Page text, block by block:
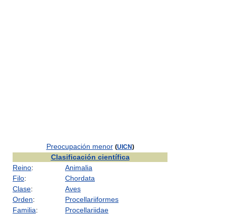
Preocupación menor (UICN)
Clasificación científica
Reino:
Animalia
Filo:
Chordata
Clase:
Aves
Orden:
Procellariiformes
Familia:
Procellariidae